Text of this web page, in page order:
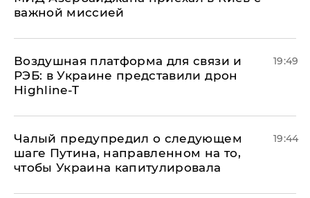
важной миссией
Воздушная платформа для связи и
РЭБ: в Украине представили дрон
Highline-T
19:49
Чалый предупредил о следующем
шаге Путина, направленном на то,
чтобы Украина капитулировала
19:44